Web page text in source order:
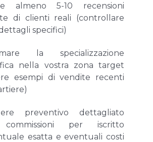
almeno 5-10 recensioni
di clienti reali (controllare
specifici)
la specializzazione
nella vostra zona target
esempi di vendite recenti
preventivo dettagliato
per iscritto
esatta e eventuali costi